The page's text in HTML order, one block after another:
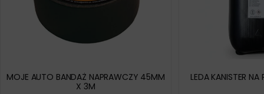
MOJE AUTO BANDAŻ NAPRAWCZY 45MM
X 3M
LEDA KANISTER